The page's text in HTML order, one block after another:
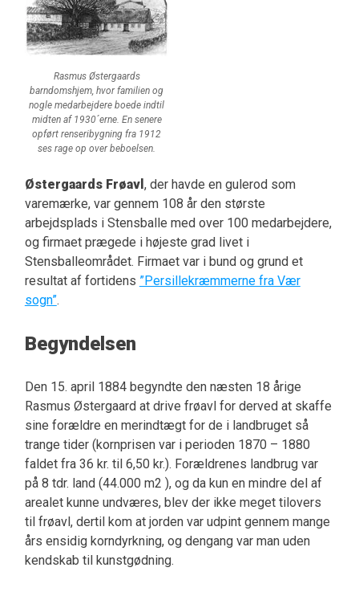
Rasmus Østergaards
barndomshjem, hvor familien og
nogle medarbejdere boede indtil
midten af 1930´erne. En senere
opført renseribygning fra 1912
ses rage op over beboelsen.
Østergaards Frøavl , der havde en gulerod som
varemærke, var gennem 108 år den største
arbejdsplads i Stensballe med over 100 medarbejdere,
og firmaet prægede i højeste grad livet i
Stensballeområdet. Firmaet var i bund og grund et
resultat af fortidens ”Persillekræmmerne fra Vær
sogn”.
Begyndelsen
Den 15. april 1884 begyndte den næsten 18 årige
Rasmus Østergaard at drive frøavl for derved at skaffe
sine forældre en merindtægt for de i landbruget så
trange tider (kornprisen var i perioden 1870 – 1880
faldet fra 36 kr. til 6,50 kr.). Forældrenes landbrug var
på 8 tdr. land (44.000 m2 ), og da kun en mindre del af
arealet kunne undværes, blev der ikke meget tilovers
til frøavl, dertil kom at jorden var udpint gennem mange
års ensidig korndyrkning, og dengang var man uden
kendskab til kunstgødning.